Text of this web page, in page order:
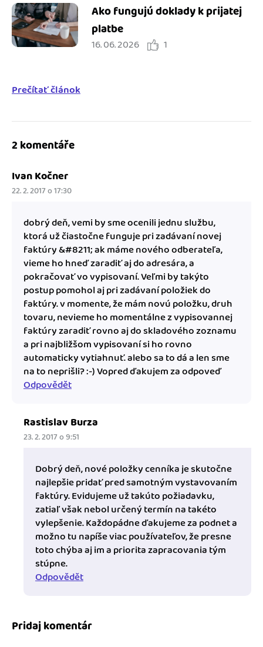
Ako fungujú doklady k prijatej
platbe
16. 06. 2026 1
Prečítať článok
2 komentáře
Ivan Kočner
22. 2. 2017 o 17:30
dobrý deň, vemi by sme ocenili jednu službu,
ktorá už čiastočne funguje pri zadávaní novej
faktúry &#8211; ak máme nového odberateľa,
vieme ho hneď zaradiť aj do adresára, a
pokračovať vo vypisovaní. Veľmi by takýto
postup pomohol aj pri zadávaní položiek do
faktúry. v momente, že mám novú položku, druh
tovaru, nevieme ho momentálne z vypisovannej
faktúry zaradiť rovno aj do skladového zoznamu
a pri najbližšom vypisovaní si ho rovno
automaticky vytiahnuť. alebo sa to dá a len sme
na to neprišli? :-) Vopred ďakujem za odpoveď
Odpovědět
Rastislav Burza
23. 2. 2017 o 9:51
Dobrý deň, nové položky cenníka je skutočne
najlepšie pridať pred samotným vystavovaním
faktúry. Evidujeme už takúto požiadavku,
zatiaľ však nebol určený termín na takéto
vylepšenie. Každopádne ďakujeme za podnet a
možno tu napíše viac používateľov, že presne
toto chýba aj im a priorita zapracovania tým
stúpne.
Odpovědět
Pridaj komentár